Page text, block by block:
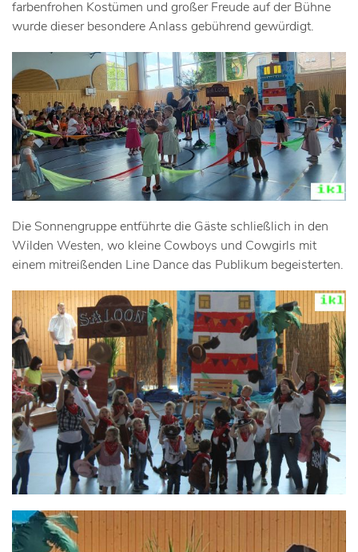
farbenfrohen Kostümen und großer Freude auf der Bühne
wurde dieser besondere Anlass gebührend gewürdigt.
Die Sonnengruppe entführte die Gäste schließlich in den
Wilden Westen, wo kleine Cowboys und Cowgirls mit
einem mitreißenden Line Dance das Publikum begeisterten.